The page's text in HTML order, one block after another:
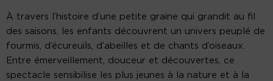
À travers l’histoire d’une petite graine qui grandit au fil
des saisons, les enfants découvrent un univers peuplé de
fourmis, d’écureuils, d’abeilles et de chants d’oiseaux.
Entre émerveillement, douceur et découvertes, ce
spectacle sensibilise les plus jeunes à la nature et à la